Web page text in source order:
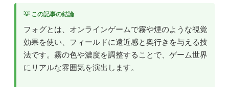
💡 この記事の結論
フォグとは、オンラインゲームで霧や煙のような視覚
効果を使い、フィールドに遠近感と奥行きを与える技
法です。霧の色や濃度を調整することで、ゲーム世界
にリアルな雰囲気を演出します。